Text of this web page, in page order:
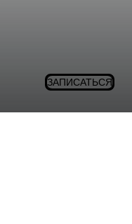
ЗАПИСАТЬСЯ